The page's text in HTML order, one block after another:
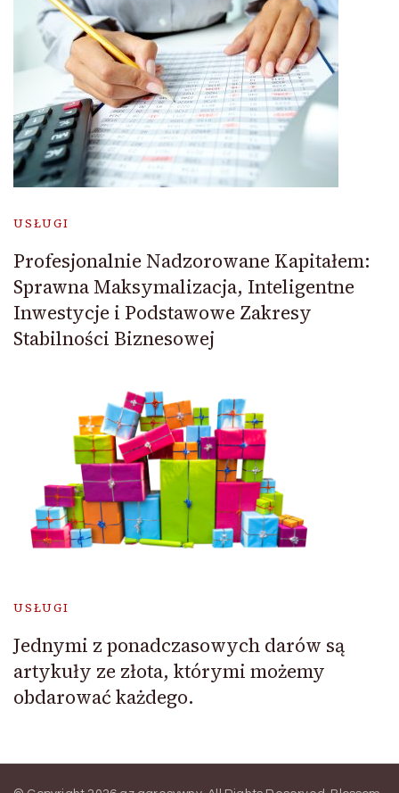
USŁUGI
Profesjonalnie Nadzorowane Kapitałem:
Sprawna Maksymalizacja, Inteligentne
Inwestycje i Podstawowe Zakresy
Stabilności Biznesowej
USŁUGI
Jednymi z ponadczasowych darów są
artykuły ze złota, którymi możemy
obdarować każdego.